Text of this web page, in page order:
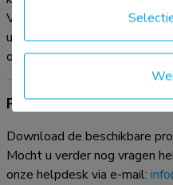
VESA gatenpatroon van
u een afwijkend (groter)
oplossen met een van onze
Productdocumentatie
Download de beschikbare
Mocht u verder nog vragen
onze helpdesk via e-mail: